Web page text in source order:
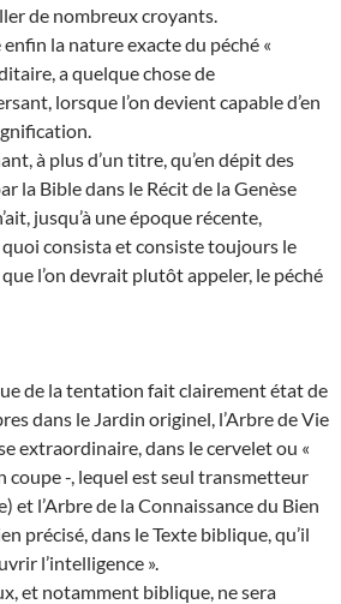
de nombreux croyants.
la nature exacte du péché «
a quelque chose de
lorsque l’on devient capable d’en
à plus d’un titre, qu’en dépit des
la Bible dans le Récit de la Genèse
jusqu’à une époque récente,
consista et consiste toujours le
l’on devrait plutôt appeler, le péché
de la tentation fait clairement état de
dans le Jardin originel, l’Arbre de Vie
extraordinaire, dans le cervelet ou «
coupe -, lequel est seul transmetteur
et l’Arbre de la Connaissance du Bien
précisé, dans le Texte biblique, qu’il
l’intelligence ».
et notamment biblique, ne sera